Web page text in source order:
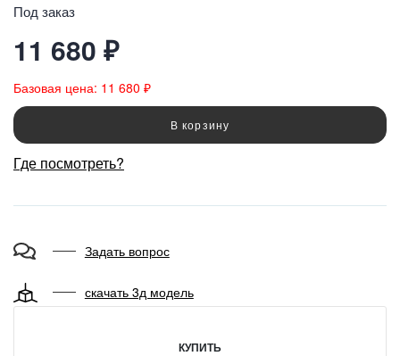
Под заказ
11 680 ₽
Базовая цена: 11 680 ₽
В корзину
Где посмотреть?
Задать вопрос
скачать 3д модель
КУПИТЬ